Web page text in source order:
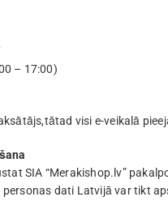
– 17:00)
visi e-veikalā
SIA “Merakishop.lv”
dati Latvijā var tikt